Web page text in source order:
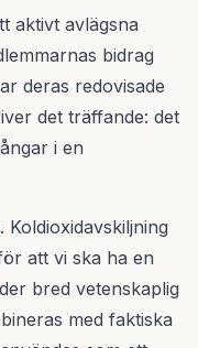
aktivt avlägsna
bidrag
deras redovisade
det träffande: det
i en
att vi ska ha en
bred vetenskaplig
med faktiska